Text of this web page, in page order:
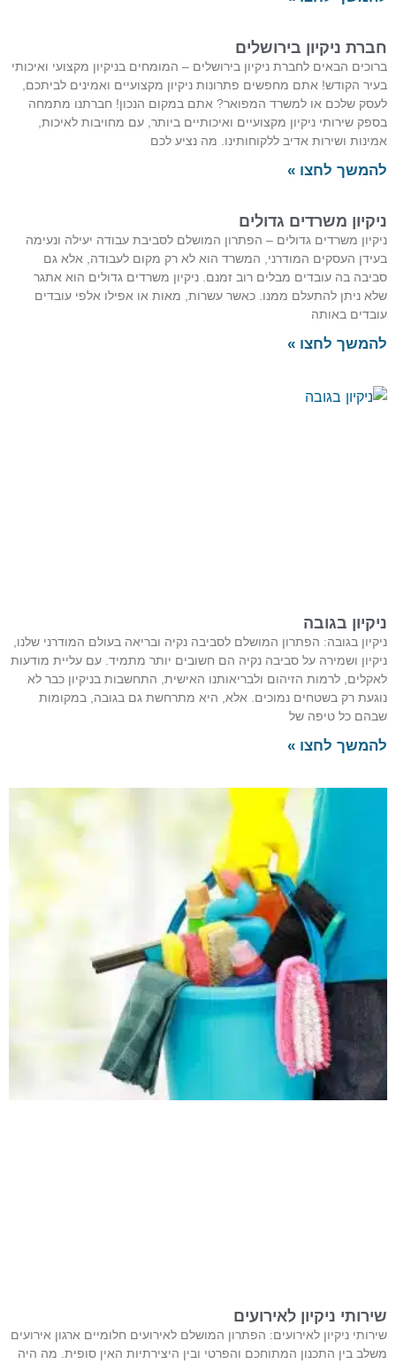
חברת ניקיון בירושלים
ברוכים הבאים לחברת ניקיון בירושלים – המומחים בניקיון מקצועי ואיכותי
בעיר הקודש! אתם מחפשים פתרונות ניקיון מקצועיים ואמינים לביתכם,
לעסק שלכם או למשרד המפואר? אתם במקום הנכון! חברתנו מתמחה
בספק שירותי ניקיון מקצועיים ואיכותיים ביותר, עם מחויבות לאיכות,
אמינות ושירות אדיב ללקוחותינו. מה נציע לכם
להמשך לחצו »
ניקיון משרדים גדולים
ניקיון משרדים גדולים – הפתרון המושלם לסביבת עבודה יעילה ונעימה
בעידן העסקים המודרני, המשרד הוא לא רק מקום לעבודה, אלא גם
סביבה בה עובדים מבלים רוב זמנם. ניקיון משרדים גדולים הוא אתגר
שלא ניתן להתעלם ממנו. כאשר עשרות, מאות או אפילו אלפי עובדים
עובדים באותה
להמשך לחצו »
ניקיון בגובה
ניקיון בגובה: הפתרון המושלם לסביבה נקיה ובריאה בעולם המודרני שלנו,
ניקיון ושמירה על סביבה נקיה הם חשובים יותר מתמיד. עם עליית מודעות
לאקלים, לרמות הזיהום ולבריאותנו האישית, התחשבות בניקיון כבר לא
נוגעת רק בשטחים נמוכים. אלא, היא מתרחשת גם בגובה, במקומות
שבהם כל טיפה של
להמשך לחצו »
שירותי ניקיון לאירועים
שירותי ניקיון לאירועים: הפתרון המושלם לאירועים חלומיים ארגון אירועים
משלב בין התכנון המתוחכם והפרטי ובין היצירתיות האין סופית. מה היה